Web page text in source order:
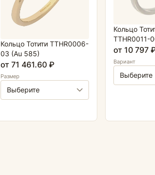
Кольцо Тотити TTHR0006-
03 (Au 585)
от 71 461.60 ₽
Размер
Кольцо
TTHR0011-
от 10 797
Вариант